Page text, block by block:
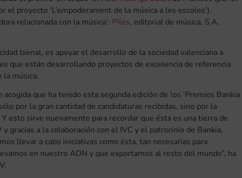
el proyecto ‘L’empoderament de la música a les escoles’).
relacionada con la música’: Piles, editorial de música, S.A.
bienal, es apoyar el desarrollo de la sociedad valenciana a
que están desarrollando proyectos de excelencia de referencia
la música.
que ha tenido esta segunda edición de los ‘Premios Bankia
por la gran cantidad de candidaturas recibidas, sino por la
esto sirve nuevamente para recordar que ésta es una tierra de
gracias a la colaboración con el IVC y el patrocinio de Bankia,
llevar a cabo iniciativas como ésta, tan necesarias para
en nuestro ADN y que exportamos al resto del mundo”, ha